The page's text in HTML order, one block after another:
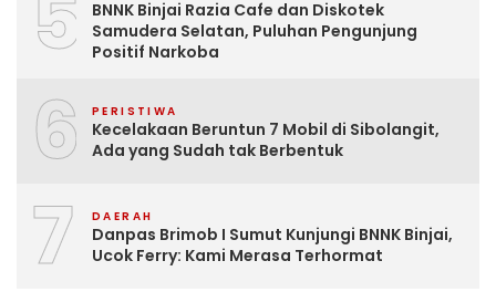
BNNK Binjai Razia Cafe dan Diskotek
Samudera Selatan, Puluhan Pengunjung
Positif Narkoba
6 PERISTIWA
Kecelakaan Beruntun 7 Mobil di Sibolangit,
Ada yang Sudah tak Berbentuk
7 DAERAH
Danpas Brimob I Sumut Kunjungi BNNK Binjai,
Ucok Ferry: Kami Merasa Terhormat